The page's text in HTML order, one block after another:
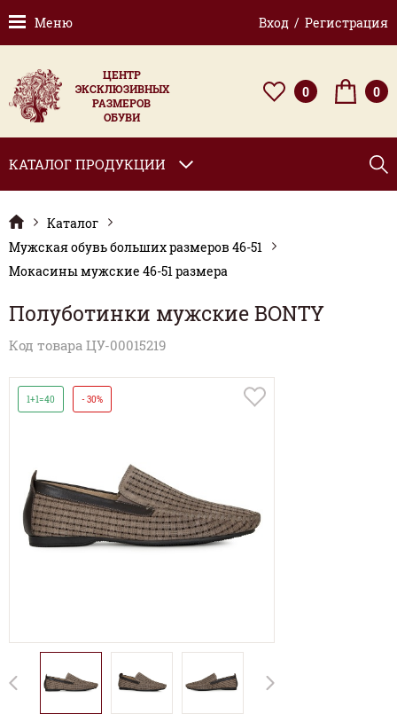
Меню Вход / Регистрация
ЦЕНТР
ЭКСКЛЮЗИВНЫХ
РАЗМЕРОВ
ОБУВИ
0 0
КАТАЛОГ ПРОДУКЦИИ
Каталог
Мужская обувь больших размеров 46-51
Мокасины мужские 46-51 размера
Полуботинки мужские BONTY
Код товара ЦУ-00015219
1+1=40 - 30%